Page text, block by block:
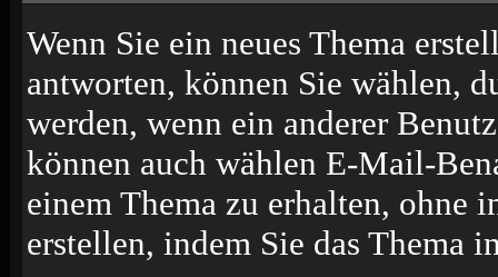
Wenn Sie ein neues Thema
antworten, können Sie wählen,
werden, wenn ein anderer
können auch wählen E-Mail-
einem Thema zu erhalten, ohne
erstellen, indem Sie das Thema